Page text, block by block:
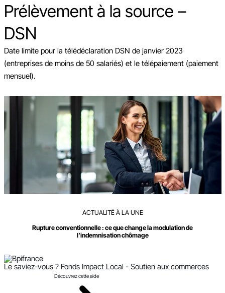
Prélèvement à la source –
DSN
Date limite pour la télédéclaration DSN de janvier 2023
(entreprises de moins de 50 salariés) et le télépaiement (paiement
mensuel).
ACTUALITÉ À LA UNE
Rupture conventionnelle : ce que change la modulation de
l’indemnisation chômage
Le saviez-vous ? Fonds Impact Local - Soutien aux commerces
Découvrez cette aide